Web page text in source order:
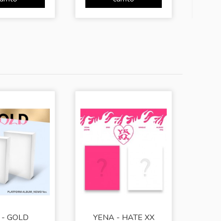
- GOLD YENA - HATE XX